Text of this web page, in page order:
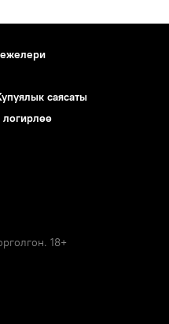
саясаты
логирлөө
18+